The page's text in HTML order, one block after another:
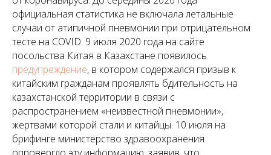
официальная статистика не включала летальные
случаи от атипичной пневмонии при отрицательном
тесте на COVID. 9 июля 2020 года на сайте
посольства Китая в Казахстане появилось
предупреждение, в котором содержался призыв к
китайским гражданам проявлять бдительность на
казахстанской территории в связи с
распространением «неизвестной пневмонии»,
жертвами которой стали и китайцы. 10 июля на
брифинге министерство здравоохранения